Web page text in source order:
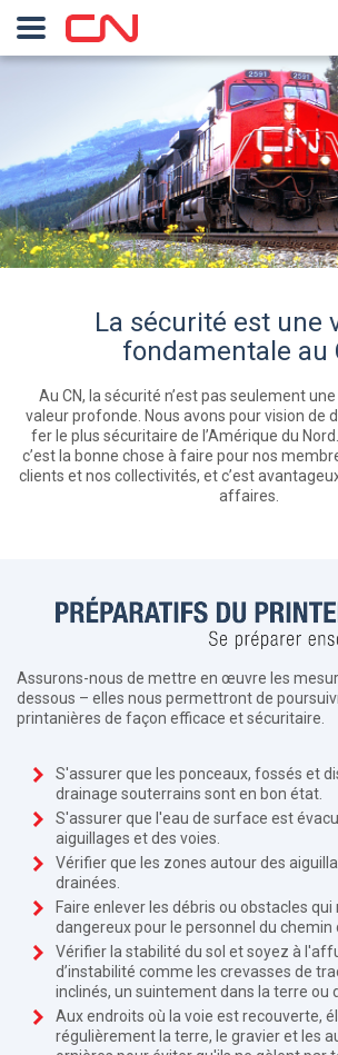
La sécurité est une
fondamentale au
Au CN, la sécurité n’est pas seulement
valeur profonde. Nous avons pour vision de
fer le plus sécuritaire de l’Amérique du
c’est la bonne chose à faire pour nos
clients et nos collectivités, et c’est
affaires.
Assurons-nous de mettre en œuvre les
dessous – elles nous permettront de
printanières de façon efficace et sécuritaire.
S'assurer que les ponceaux, fossés et
drainage souterrains sont en bon état.
S'assurer que l'eau de surface est
aiguillages et des voies.
Vérifier que les zones autour des
drainées.
Faire enlever les débris ou obstacles
dangereux pour le personnel du chemin
Vérifier la stabilité du sol et soyez à
d’instabilité comme les crevasses de
inclinés, un suintement dans la terre
Aux endroits où la voie est recouverte,
régulièrement la terre, le gravier et les